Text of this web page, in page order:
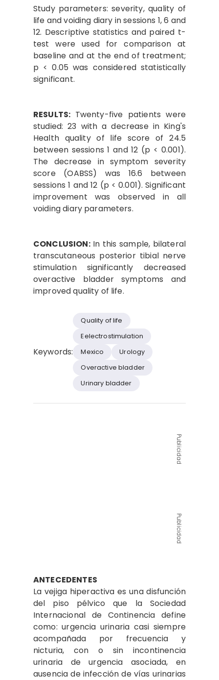
Study parameters: severity, quality of
life and voiding diary in sessions 1, 6 and
12. Descriptive statistics and paired t-
test were used for comparison at
baseline and at the end of treatment;
p < 0.05 was considered statistically
significant.
RESULTS: Twenty-five patients were
studied: 23 with a decrease in King's
Health quality of life score of 24.5
between sessions 1 and 12 (p < 0.001).
The decrease in symptom severity
score (OABSS) was 16.6 between
sessions 1 and 12 (p < 0.001). Significant
improvement was observed in all
voiding diary parameters.
CONCLUSION:In this sample, bilateral
transcutaneous posterior tibial nerve
stimulation significantly decreased
overactive bladder symptoms and
improved quality of life.
Keywords:
Quality of life
Eelectrostimulation
Mexico
Urology
Overactive bladder
Urinary bladder
Publicidad
Publicidad
ANTECEDENTES
La vejiga hiperactiva es una disfunción
del piso pélvico que la Sociedad
Internacional de Continencia define
como: urgencia urinaria casi siempre
acompañada por frecuencia y
nicturia, con o sin incontinencia
urinaria de urgencia asociada, en
ausencia de infección de vías urinarias